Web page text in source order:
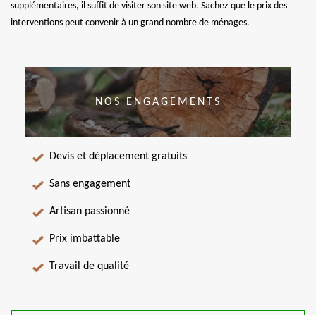
supplémentaires, il suffit de visiter son site web. Sachez que le prix des
interventions peut convenir à un grand nombre de ménages.
NOS ENGAGEMENTS
Devis et déplacement gratuits
Sans engagement
Artisan passionné
Prix imbattable
Travail de qualité